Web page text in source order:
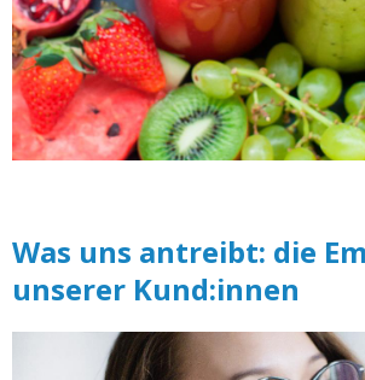
Was uns antreibt: die
unserer Kund:innen